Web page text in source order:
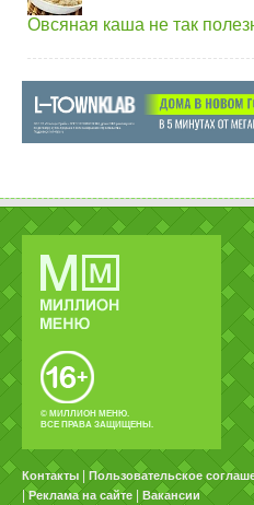
Овсяная каша не так
© МИЛЛИОН МЕНЮ.
ВСЕ ПРАВА ЗАЩИЩЕНЫ.
Контакты Пользовательское
|Реклама на сайте Вакансии